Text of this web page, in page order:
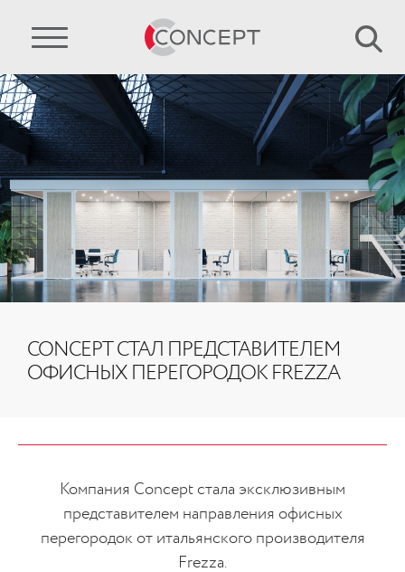
CONCEPT СТАЛ ПРЕДСТАВИТЕЛЕМ
ОФИСНЫХ ПЕРЕГОРОДОК FREZZA
Компания Concept стала эксклюзивным
представителем направления офисных
перегородок от итальянского производителя
Frezza.